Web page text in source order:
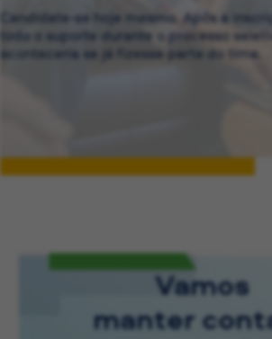
Candidate-se hoje mesmo. Após a
todo o suporte durante o processo
aconteceria se já fizesse parte do time.
Vamos
manter